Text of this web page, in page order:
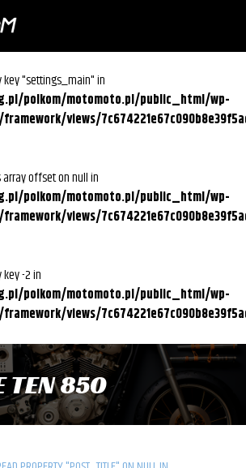
key "settings_main" in
polkom/motomoto.pl/public_html/wp-
views/
array offset on null in
polkom/motomoto.pl/public_html/wp-
views/
key -2 in
polkom/motomoto.pl/public_html/wp-
views/
TEN 850